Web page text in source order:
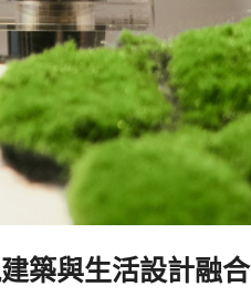
築與生活設計融合